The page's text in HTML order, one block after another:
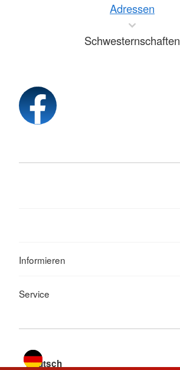
Adressen
Schwesternschaften
Informieren
Service
Sprache wechseln zu